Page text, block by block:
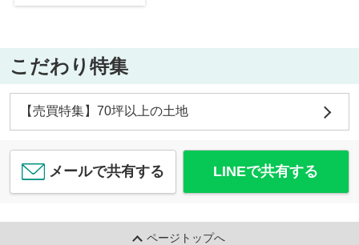
こだわり特集
【売買特集】70坪以上の土地
メールで共有する LINEで共有する
ページトップへ